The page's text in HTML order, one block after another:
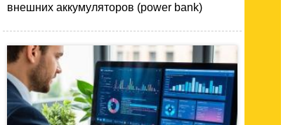
внешних аккумуляторов (power bank)